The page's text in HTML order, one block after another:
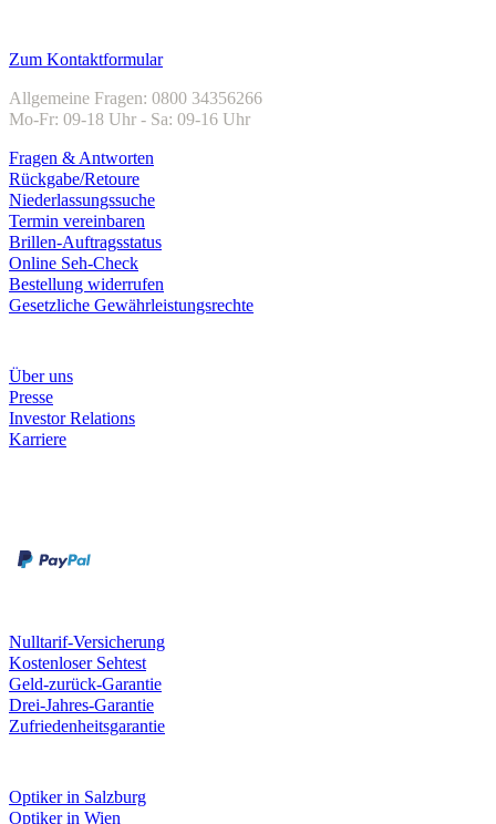
Zum Kontaktformular
Allgemeine Fragen: 0800 34356266
Mo-Fr: 09-18 Uhr - Sa: 09-16 Uhr
Fragen & Antworten
Rückgabe/Retoure
Niederlassungssuche
Termin vereinbaren
Brillen-Auftragsstatus
Online Seh-Check
Bestellung widerrufen
Gesetzliche Gewährleistungsrechte
Über uns
Presse
Investor Relations
Karriere
Nulltarif-Versicherung
Kostenloser Sehtest
Geld-zurück-Garantie
Drei-Jahres-Garantie
Zufriedenheitsgarantie
Optiker in Salzburg
Optiker in Wien